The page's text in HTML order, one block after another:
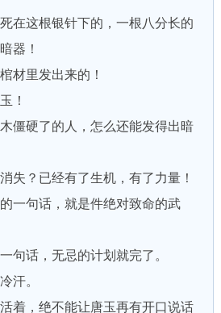
这根银针下的，一根八分长的
器！
里发出来的！
！
硬了的人，怎么还能发得出暗
？已经有了生机，有了力量！
句话，就是件绝对致命的武
话，无忌的计划就完了。
汗。
，绝不能让唐玉再有开口说话